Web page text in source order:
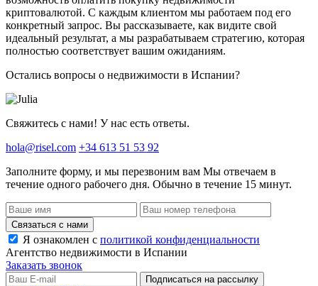
криптовалютой. С каждым клиентом мы работаем под его
конкретный запрос. Вы рассказываете, как видите свой
идеальный результат, а мы разрабатываем стратегию, которая
полностью соответствует вашим ожиданиям.
Остались вопросы о недвижимости в Испании?
Свяжитесь с нами! У нас есть ответы.
hola@risel.com +34 613 51 53 92
Заполните форму, и мы перезвоним вам Мы отвечаем в
течение одного рабочего дня. Обычно в течение 15 минут.
Связаться с нами
Я ознакомлен с политикой конфиденциальности
Агентство недвижимости в Испании
Заказать звонок
Подписаться на рассылку